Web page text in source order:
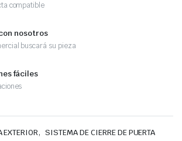
compatible
nosotros
buscará su pieza
fáciles
EXTERIOR, SISTEMA DE CIERRE DE PUERTA